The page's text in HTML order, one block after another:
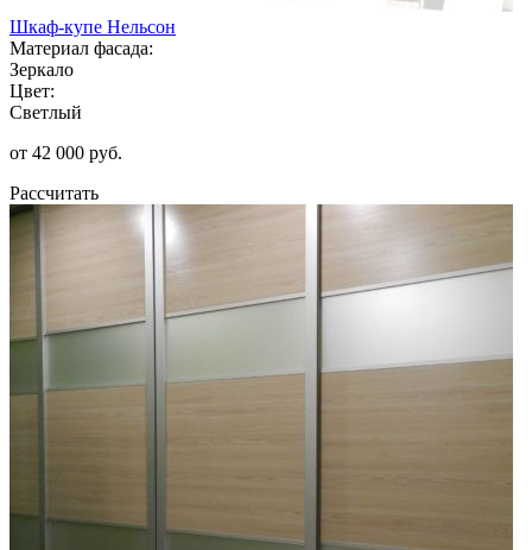
Шкаф-купе Нельсон
Материал фасада:
Зеркало
Цвет:
Светлый
от 42 000 руб.
Рассчитать